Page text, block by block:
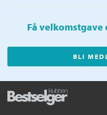
Få velkomstgave
BLI